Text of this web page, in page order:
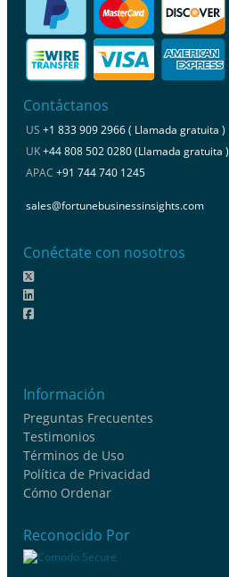
Contáctanos
US +1 833 909 2966 ( Llamada gratuita )
UK+44 808 502 0280 (Llamada gratuita )
APAC +91 744 740 1245
sales@fortunebusinessinsights.com
Conéctate con nosotros
Información
Preguntas Frecuentes
Testimonios
Términos de Uso
Política de Privacidad
Cómo Ordenar
Reconocido Por